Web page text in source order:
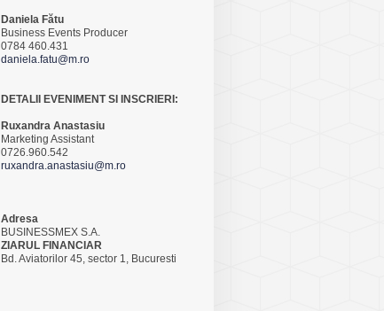
Daniela Fătu
Business Events Producer
0784 460.431
daniela.fatu@m.ro
DETALII EVENIMENT SI INSCRIERI:
Ruxandra Anastasiu
Marketing Assistant
0726.960.542
ruxandra.anastasiu@m.ro
Adresa
BUSINESSMEX S.A.
ZIARUL FINANCIAR
Bd. Aviatorilor 45, sector 1, Bucuresti